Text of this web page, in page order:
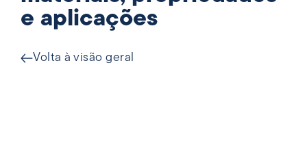
e aplicações
Volta à visão geral